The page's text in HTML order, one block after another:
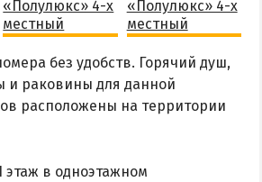
без удобств. Горячий душ,
и раковины для данной
расположены на территории
этаж в одноэтажном